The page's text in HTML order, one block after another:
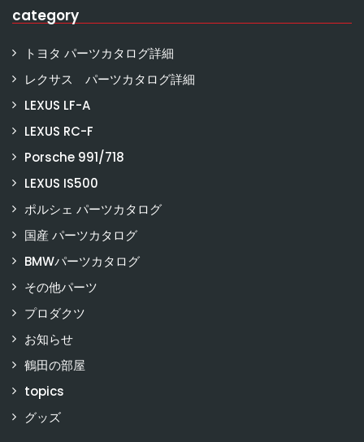
category
トヨタ パーツカタログ詳細
レクサス パーツカタログ詳細
LEXUS LF-A
LEXUS RC-F
Porsche 991/718
LEXUS IS500
ポルシェ パーツカタログ
国産 パーツカタログ
BMWパーツカタログ
その他パーツ
プロダクツ
お知らせ
鶴田の部屋
topics
グッズ